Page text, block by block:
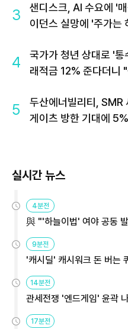
3
샌디스크, AI 수요에 '
이던스 실망에 '주가는
4
국가가 청년 상대로 '
래적금 12% 준다더니
5
두산에너빌리티, SMR
게이츠 방한 기대에
실시간 뉴스
4분전
與 "'하늘이법' 여야 공동
9분전
'캐시딜' 캐시워크 돈 버는
14분전
관세전쟁 '엔드게임' 윤곽
17분전